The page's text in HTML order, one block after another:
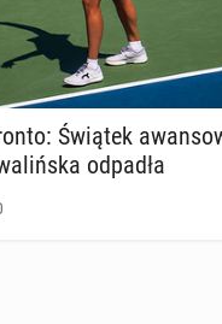
Świątek
odpadła